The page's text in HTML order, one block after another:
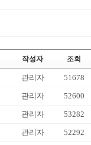
작성자 조회
관리자 51678
관리자 52600
관리자 53282
관리자 52292